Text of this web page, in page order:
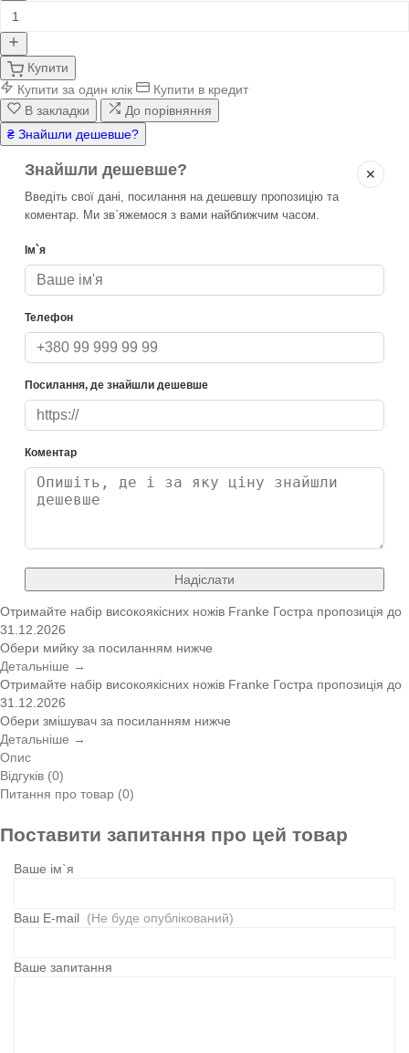
Купити
Купити за один клік
Купити в кредит
В закладки
До порівняння
₴ Знайшли дешевше?
✕
Знайшли дешевше?
Введіть свої дані, посилання на дешевшу пропозицію та
коментар. Ми зв`яжемося з вами найближчим часом.
Ім`я
Телефон
Посилання, де знайшли дешевше
Коментар
Надіслати
Отримайте набір високоякісних ножів Franke Гостра пропозиція до
31.12.2026
Обери мийку за посиланням нижче
Детальніше →
Отримайте набір високоякісних ножів Franke Гостра пропозиція до
31.12.2026
Обери змішувач за посиланням нижче
Детальніше →
Опис
Відгуків (0)
Питання про товар (0)
Поставити запитання про цей товар
Ваше ім`я
Ваш E-mail (Не буде опублікований)
Ваше запитання